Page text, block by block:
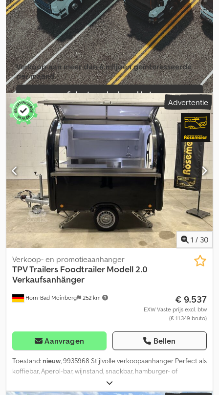
Achterdeur rechts scharnierend 2 steunpoten achter 4 sterke
sjorogen 13-polige stekker Inclusief voertuigdokumenten
Optionele uitrusting voor deze aanhanger: Diefstalbeveiliging
Fietsendrager op het deksel gemonteerd Kentekenregistratie
van uw nieuwe aanhanger bij de RDW
Verkoop aan meer dan 4 miljoen geïnte­resseerde
per maand.
Selecteer dealerpakket
Individuele advertentie aanmaken
Advertentie
1 / 30
Horn-Bad Meinberg 252 km
Verkoop- en promotieaanhanger
TPV Trailers Foodtrailer Modell 2.0
Verkaufsanhänger
€ 9.537
EXW Vaste prijs excl. btw
(€ 11.349 bruto)
Aanvragen Bellen
Toestand: nieuw, 9935968 Stijlvolle verkoopaanhanger Perfect als
koffiebar, Aperol-bar, wijnstand, snackbar, hamburger- of
fingerfood-express, etc. Fabrikant: TPV Type: Foodtrailer, zwart
Binnenafmetingen: 2120 x 1870 x 1950 mm Toegestane